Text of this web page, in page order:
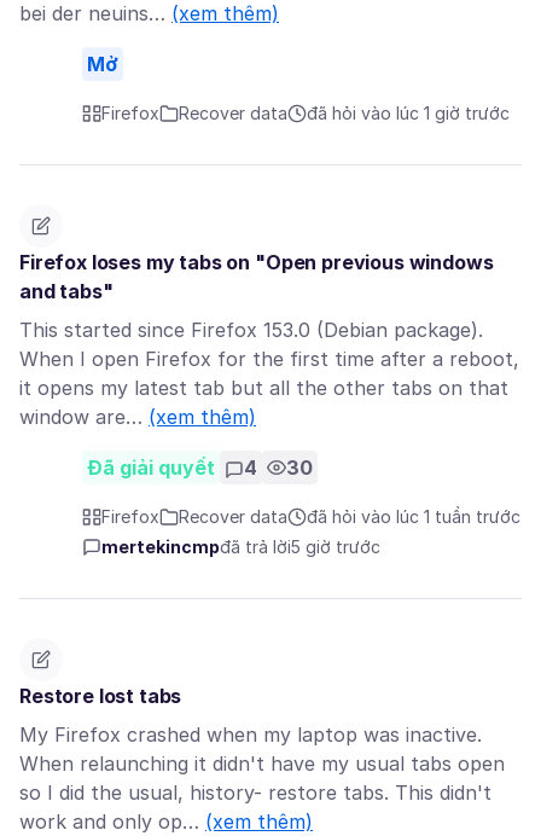
bei der neuins… (xem thêm)
Mở
Firefox Recover data đã hỏi vào lúc 1 giờ trước
Firefox loses my tabs on "Open previous windows
and tabs"
This started since Firefox 153.0 (Debian package).
When I open Firefox for the first time after a reboot,
it opens my latest tab but all the other tabs on that
window are… (xem thêm)
Đã giải quyết 4 30
Firefox Recover data
đã hỏi vào lúc 1 tuần trước
mertekincmpđã trả lời5 giờ trước
Restore lost tabs
My Firefox crashed when my laptop was inactive.
When relaunching it didn't have my usual tabs open
so I did the usual, history- restore tabs. This didn't
work and only op… (xem thêm)